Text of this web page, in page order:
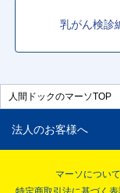
乳がん検診
人間ドックのマーソTOP
法人のお客様へ
マーソについて